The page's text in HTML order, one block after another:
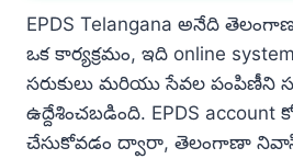
EPDS Telangana అనేది తెలంగాణ
ఒక కార్యక్రమం, ఇది online
సరుకులు మరియు సేవల పంపిణీని
ఉద్దేశించబడింది. EPDS
చేసుకోవడం ద్వారా, తెలంగాణా